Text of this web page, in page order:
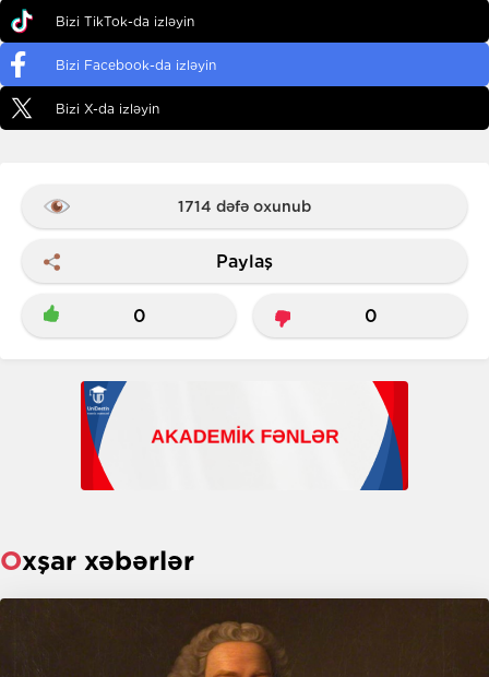
Bizi TikTok-da izləyin
Bizi Facebook-da izləyin
Bizi X-da izləyin
1714 dəfə oxunub
Paylaş
0 0
Oxşar xəbərlər